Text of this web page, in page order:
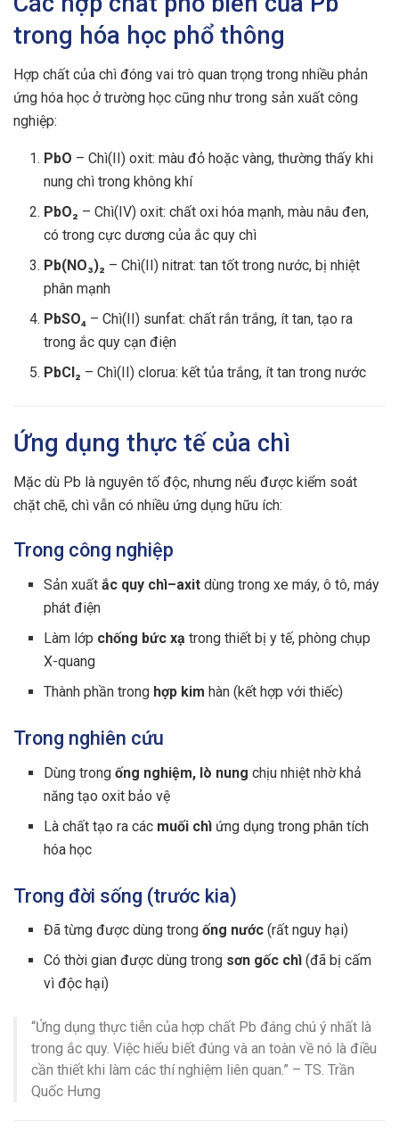
trong hóa học phổ thông
Hợp chất của chì đóng vai trò quan trọng trong nhiều phản
ứng hóa học ở trường học cũng như trong sản xuất công
nghiệp:
PbO – Chì(II) oxit: màu đỏ hoặc vàng, thường thấy khi
nung chì trong không khí
PbO₂ – Chì(IV) oxit: chất oxi hóa mạnh, màu nâu đen,
có trong cực dương của ắc quy chì
Pb(NO₃)₂ – Chì(II) nitrat: tan tốt trong nước, bị nhiệt
phân mạnh
PbSO₄ – Chì(II) sunfat: chất rắn trắng, ít tan, tạo ra
trong ắc quy cạn điện
PbCl₂ – Chì(II) clorua: kết tủa trắng, ít tan trong nước
Ứng dụng thực tế của chì
Mặc dù Pb là nguyên tố độc, nhưng nếu được kiểm soát
chặt chẽ, chì vẫn có nhiều ứng dụng hữu ích:
Trong công nghiệp
Sản xuấtắc quy chì–axit dùng trong xe máy, ô tô, máy
phát điện
Làm lớp chống bức xạ trong thiết bị y tế, phòng chụp
X-quang
Thành phần trong hợp kim hàn (kết hợp với thiếc)
Trong nghiên cứu
Dùng trongống nghiệm, lò nung chịu nhiệt nhờ khả
năng tạo oxit bảo vệ
Là chất tạo ra các muối chì ứng dụng trong phân tích
hóa học
Trong đời sống (trước kia)
Đã từng được dùng trongống nước (rất nguy hại)
Có thời gian được dùng trong sơn gốc chì (đã bị cấm
vì độc hại)
“Ứng dụng thực tiễn của hợp chất Pb đáng chú ý nhất là
trong ắc quy. Việc hiểu biết đúng và an toàn về nó là điều
cần thiết khi làm các thí nghiệm liên quan.” – TS. Trần
Quốc Hưng